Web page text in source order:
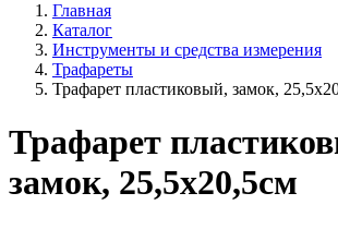
Главная
Каталог
Инструменты и средства измерения
Трафареты
Трафарет пластиковый, замок,
Трафарет
замок, 25,5х20,5см